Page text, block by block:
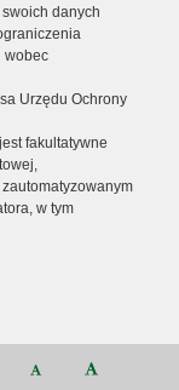
danych
wobec
Urzędu Ochrony
fakultatywne
w tym